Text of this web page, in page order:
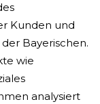
Kunden und
Bayerischen.
wie
analysiert